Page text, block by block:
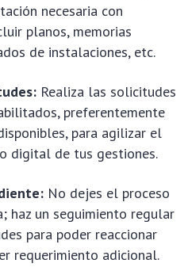
necesaria con
planos, memorias
de instalaciones, etc.
Realiza las solicitudes
preferentemente
para agilizar el
digital de tus gestiones.
No dejes el proceso
haz un seguimiento regular
para poder reaccionar
requerimiento adicional.